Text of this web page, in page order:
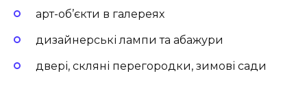
арт-об’єкти в галереях
дизайнерські лампи та абажури
двері, скляні перегородки, зимові сади